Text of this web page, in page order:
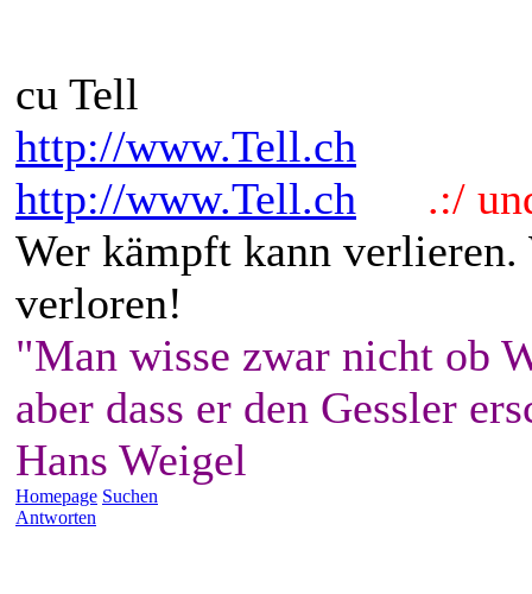
cu Tell
http://www.Tell.ch
http://www.Tell.ch
.:/
Wer kämpft kann
verloren!
"Man wisse zwar nicht ob
aber dass er den Gessler
Hans Weigel
Homepage Suchen
Antworten